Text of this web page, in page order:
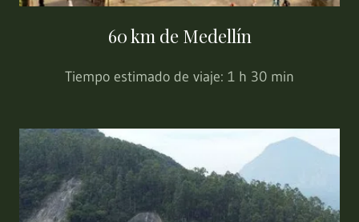
60 km de Medellín
Tiempo estimado de viaje: 1 h 30 min